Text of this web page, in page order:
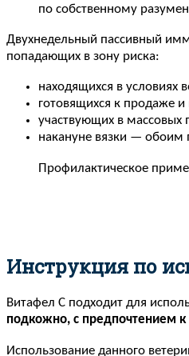
по собственному
Двухнедельный пассивный
попадающих в зону риска:
находящихся в
готовящихся к продаже
участвующих в массовых
накануне вязки — обоим
Профилактическое
Инструкция по
Витафел С подходит для
подкожно, с предпочтением к
Использование данного